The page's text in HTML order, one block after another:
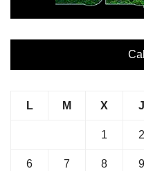
L M X J
1 2
6 7 8 9